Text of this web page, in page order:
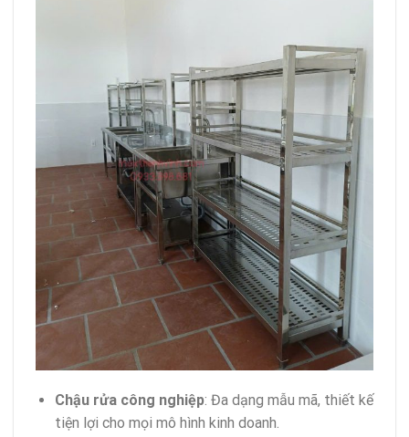
Chậu rửa công nghiệp: Đa dạng mẫu mã, thiết kế
tiện lợi cho mọi mô hình kinh doanh.